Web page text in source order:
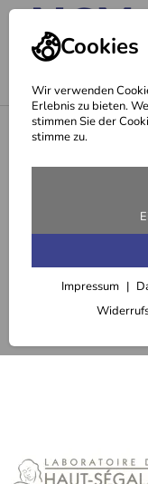
Cookies
Wir verwenden
Erlebnis zu bieten.
stimmen Sie der
stimme zu.
Impressum
Gesichtswasser &